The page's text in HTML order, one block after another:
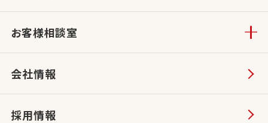
お客様相談室
会社情報
採用情報